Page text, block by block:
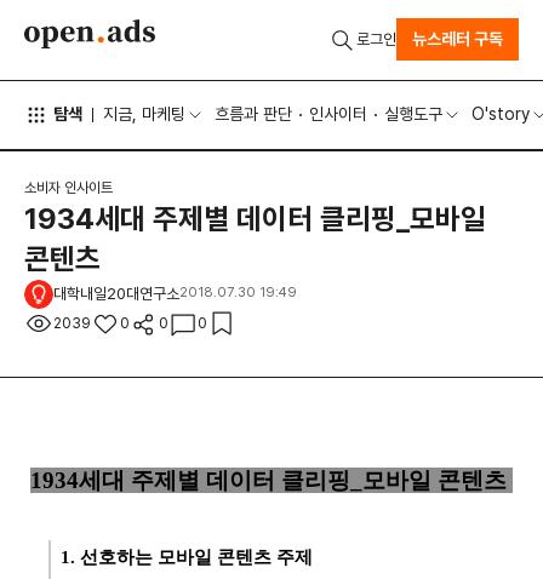
탐색 지금, 마케팅 흐름과 판단 인사이터 실행도구 O'story
로그인 뉴스레터 구독
소비자 인사이트
1934세대 주제별 데이터 클리핑_모바일
콘텐츠
대학내일20대연구소2018.07.30 19:49
2039 0 0 0
1934세대 주제별 데이터 클리핑_모바일 콘텐츠
1. 선호하는 모바일 콘텐츠 주제